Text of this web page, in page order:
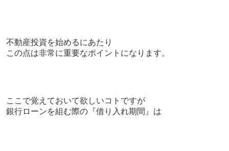
不動産投資を始めるにあたり
この点は非常に重要なポイントになります。
ここで覚えておいて欲しいコトですが
銀行ローンを組む際の『借り入れ期間』は